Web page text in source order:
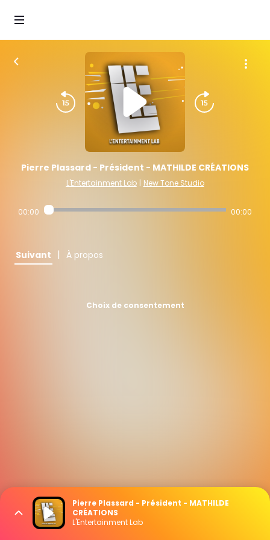
Pierre Plassard - Président - MATHILDE CRÉATIONS
L'Entertainment Lab | New Tone Studio
00:00 00:00
Suivant | À propos
Choix de consentement
Pierre Plassard - Président - MATHILDE
CRÉATIONS
L'Entertainment Lab